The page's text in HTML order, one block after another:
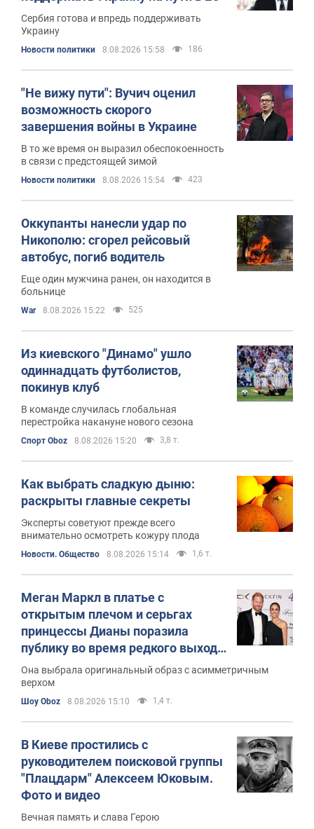
Сербия готова и впредь поддерживать
Украину
Новости политики 8.08.2026 15:58 186
"Не вижу пути": Вучич оценил
возможность скорого
завершения войны в Украине
В то же время он выразил обеспокоенность
в связи с предстоящей зимой
Новости политики 8.08.2026 15:54 423
Оккупанты нанесли удар по
Никополю: сгорел рейсовый
автобус, погиб водитель
Еще один мужчина ранен, он находится в
больнице
War 8.08.2026 15:22 525
Из киевского "Динамо" ушло
одиннадцать футболистов,
покинув клуб
В команде случилась глобальная
перестройка накануне нового сезона
Спорт Oboz 8.08.2026 15:20 3,8 т.
Как выбрать сладкую дыню:
раскрыты главные секреты
Эксперты советуют прежде всего
внимательно осмотреть кожуру плода
Новости. Общество 8.08.2026 15:14 1,6 т.
Меган Маркл в платье с
открытым плечом и серьгах
принцессы Дианы поразила
публику во время редкого выхода
в свет с принцем Гарри
Она выбрала оригинальный образ с асимметричным
верхом
Шоу Oboz 8.08.2026 15:10 1,4 т.
В Киеве простились с
руководителем поисковой группы
"Плацдарм" Алексеем Юковым.
Фото и видео
Вечная память и слава Герою